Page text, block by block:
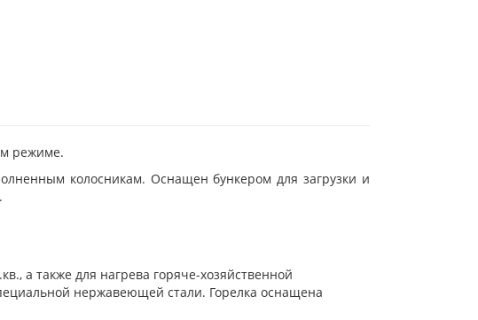
режиме.
колосникам. Оснащен бункером для загрузки и
а также для нагрева горяче-хозяйственной
нержавеющей стали. Горелка оснащена